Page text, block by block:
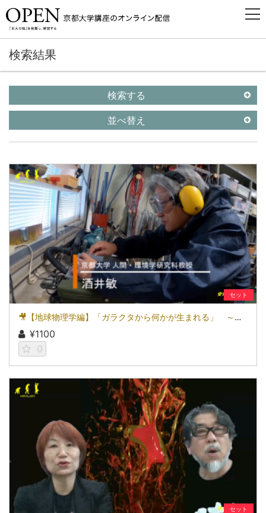
検索結果
検索する
並べ替え
セット
🎥【地球物理学編】「ガラクタから何かが生まれる」 ～カオスの中の生存戦略～
¥1100
0
セット